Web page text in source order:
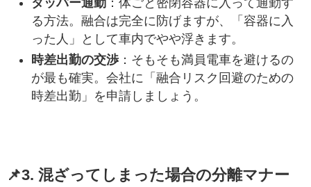
る方法。融合は完全に防げますが、「容器に入
った人」として車内でやや浮きます。
時差出勤の交渉：そもそも満員電車を避けるの
が最も確実。会社に「融合リスク回避のための
時差出勤」を申請しましょう。
📌3. 混ざってしまった場合の分離マナー